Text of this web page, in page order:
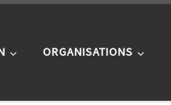
ORGANISATIONS